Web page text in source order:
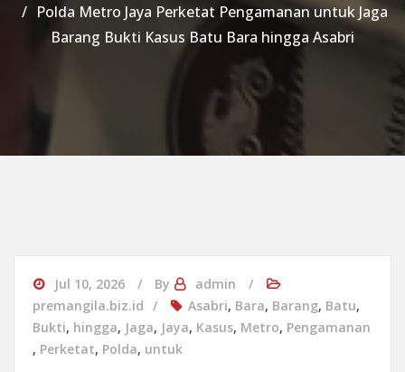
Polda Metro Jaya Perketat Pengamanan untuk Jaga
Barang Bukti Kasus Batu Bara hingga Asabri
Jul 10, 2026 By
admin
premangila.biz.id
Asabri, Bara, Barang, Batu,
Bukti, hingga, Jaga, Jaya, Kasus, Metro, Pengamanan
, Perketat, Polda, untuk